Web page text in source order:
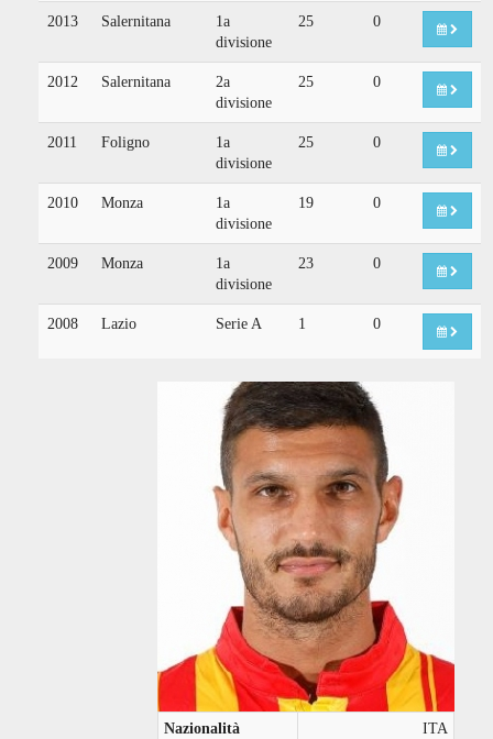
2013 Salernitana
1a
divisione
25 0
2012 Salernitana
2a
divisione
25 0
2011 Foligno
1a
divisione
25 0
2010 Monza
1a
divisione
19 0
2009 Monza
1a
divisione
23 0
2008 Lazio Serie A 1 0
Nazionalità
ITA